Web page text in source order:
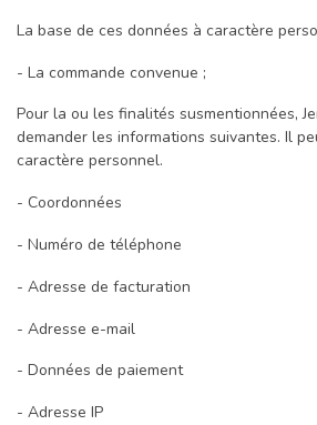
La base de ces données à caractère
- La commande convenue ;
Pour la ou les finalités susmentionnées,
demander les informations suivantes. Il
caractère personnel.
- Coordonnées
- Numéro de téléphone
- Adresse de facturation
- Adresse e-mail
- Données de paiement
- Adresse IP